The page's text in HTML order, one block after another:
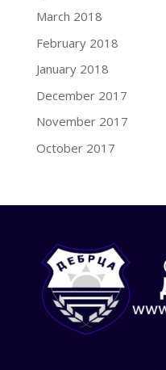
March 2018
February 2018
January 2018
December 2017
November 2017
October 2017